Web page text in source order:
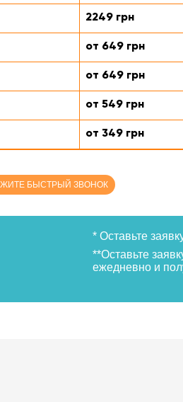
2249 грн
от 649 грн
от 649 грн
от 549 грн
от 349 грн
БЫСТРЫЙ ЗВОНОК
* Оставьте
**Оставьте
ежедневно и